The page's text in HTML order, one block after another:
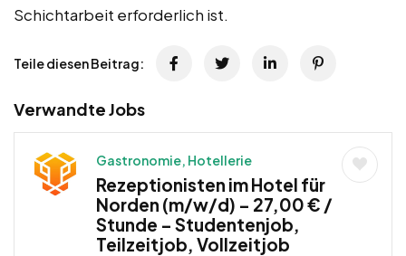
Schichtarbeit erforderlich ist.
Teile diesen Beitrag:
Verwandte Jobs
Gastronomie, Hotellerie
Rezeptionisten im Hotel für
Norden (m/w/d) – 27,00 € /
Stunde – Studentenjob,
Teilzeitjob, Vollzeitjob